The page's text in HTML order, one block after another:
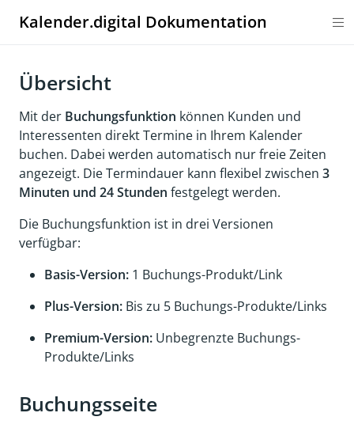
Kalender.digital Dokumentation
Übersicht
Mit der Buchungsfunktion können Kunden und
Interessenten direkt Termine in Ihrem Kalender
buchen. Dabei werden automatisch nur freie Zeiten
angezeigt. Die Termindauer kann flexibel zwischen 3
Minuten und 24 Stunden festgelegt werden.
Die Buchungsfunktion ist in drei Versionen
verfügbar:
Basis-Version: 1 Buchungs-Produkt/Link
Plus-Version: Bis zu 5 Buchungs-Produkte/Links
Premium-Version: Unbegrenzte Buchungs-
Produkte/Links
Buchungsseite